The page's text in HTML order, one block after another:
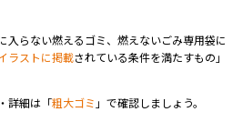
入らない燃えるゴミ、燃えないごみ専用袋に
ラストに掲載されている条件を満たすもの 」
詳細は「粗大ゴミ 」で確認しましょう。